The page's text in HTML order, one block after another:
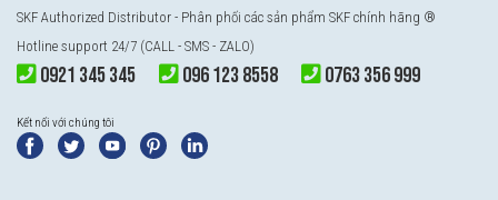
SKF Authorized Distributor - Phân phối các sản phẩm SKF chính hãng ®
Hotline support 24/7 (CALL - SMS - ZALO)
0921 345 345 096 123 8558 0763 356 999
Kết nối với chúng tôi